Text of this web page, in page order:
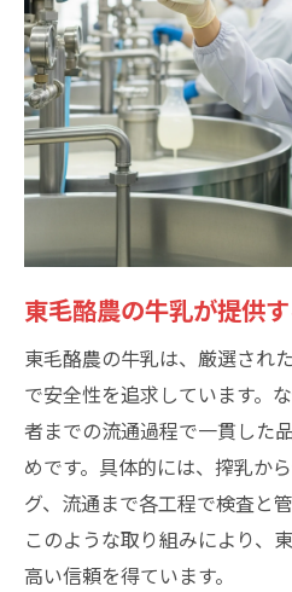
東毛酪農の牛乳が提供
東毛酪農の牛乳は、厳選され
で安全性を追求しています。
者までの流通過程で一貫した
めです。具体的には、搾乳か
グ、流通まで各工程で検査と
このような取り組みにより、
高い信頼を得ています。